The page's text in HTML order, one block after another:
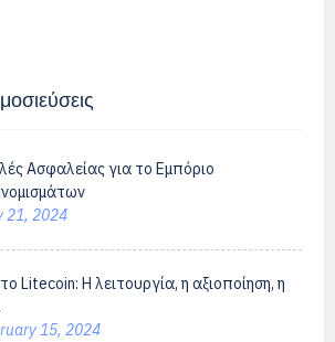
Ασφαλείας για το Εμπόριο
21, 2024
το Litecoin: Η λειτουργία, η αξιοποίηση, η
15, 2024